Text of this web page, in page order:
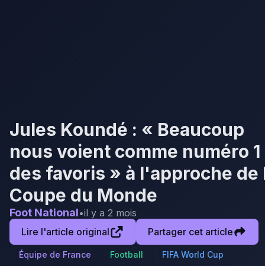
Jules Koundé : « Beaucoup
nous voient comme numéro 1
des favoris » à l'approche de
Coupe du Monde
Foot National•il y a 2 mois
Lire l'article original
Partager cet article
Équipe de France Football FIFA World Cup